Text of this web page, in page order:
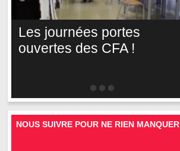
Les journées portes
ouvertes des CFA !
NOUS SUIVRE POUR NE RIEN MANQUER